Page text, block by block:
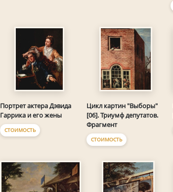
Портрет актера Дэвида
Гаррика и его жены
СТОИМОСТЬ
Цикл картин "Выборы"
[06]. Триумф депутатов.
Фрагмент
СТОИМОСТЬ